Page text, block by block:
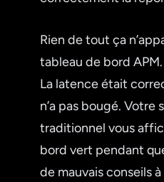
Rien de tout ça
tableau de bord
La latence était
n’a pas bougé.
traditionnel vous
bord vert pendant
de mauvais conseils